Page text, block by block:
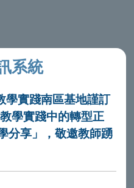
系統
學實踐南區基地謹訂
學實踐中的轉型正
分享」，敬邀教師踴